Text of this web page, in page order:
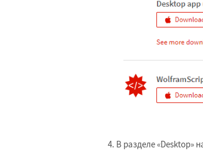
В разделе «Desktop»